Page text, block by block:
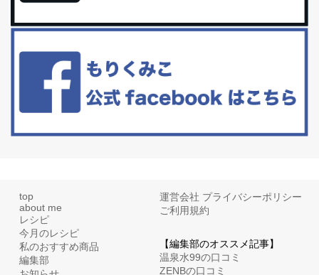
礼品トップ５を紹介します。今までいろ...
更年期を穏やかに乗りきるために今できる５つのこと。
といった更年期症状はまだ...
top
about me
レシピ
今月のレシピ
私のおすすめ商品
編集部
運営会社 プライバシーポリシー
ご利用規約
【編集部のオススメ記事】
温泉水99の口コミ
ZENBの口コミ